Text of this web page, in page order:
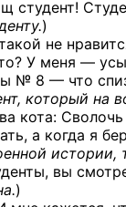
студент!
)
не
У меня —
№ 8 — что
который на
кота: Сволочь
а когда я
вы
)